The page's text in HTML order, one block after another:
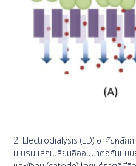
2. Electrodialysis (ED) อาศัยหลัก
มเบรนแลกเปลี่ยนอิออนมาต่อกันแบ